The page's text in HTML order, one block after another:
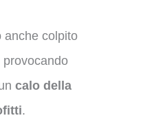
anche colpito
calo della
.